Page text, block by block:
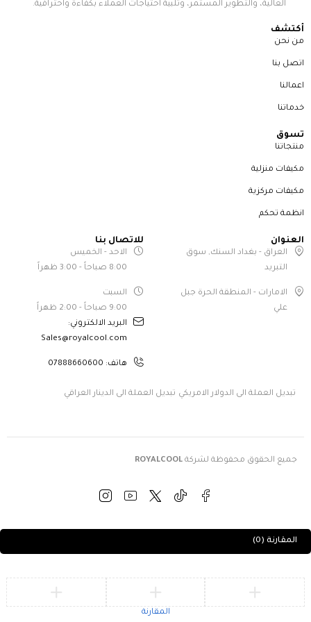
العالية، والتطوير المستمر، وتلبية احتياجات العملاء بكفاءة واحترافية.
أكتشف
من نحن
اتصل بنا
اعمالنا
خدماتنا
تسوق
منتجاتنا
مكيفات منزلية
مكيفات مركزية
انظمة تحكم
العنوان
العراق - بغداد السنك, سوق
التبريد
الامارات - المنطقة الحرة جبل
علي
للاتصال بنا
الاحد - الخميس
8:00 صباحاً - 3:00 ظهراً
السبت
9:00 صباحاً - 2:00 ظهراً
البريد الالكتروني:
Sales@royalcool.com
هاتف: 07888660600
تبديل العملة الى الدولار الامريكي تبديل العملة الى الدينار العراقي
جميع الحقوق محفوظة لشركة ROYALCOOL
المقارنة (0)
المقارنة